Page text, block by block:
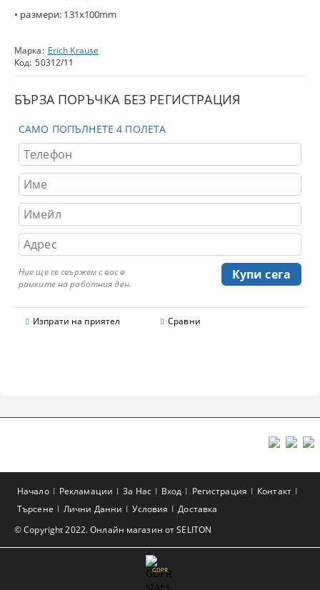
• размери: 131x100mm
Марка: Erich Krause
Код: 50312/11
БЪРЗА ПОРЪЧКА БЕЗ РЕГИСТРАЦИЯ
САМО ПОПЪЛНЕТЕ 4 ПОЛЕТА
Ние ще се свържем с вас в
рамките на работния ден.
Изпрати на приятел Сравни
© Copyright 2022. Онлайн магазин от SELITON
Начало Рекламации За Нас Вход Регистрация
Контакт
Търсене
Лични Данни Условия Доставка
GDPR